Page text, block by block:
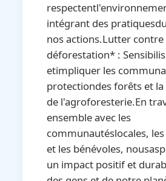
intégrant des
nos actions.Lutter contre
déforestation* :
etimpliquer les
protectiondes forêts et
de l'agroforesterie.En
ensemble avec les
communautéslocales,
et les bénévoles,
un impact positif et